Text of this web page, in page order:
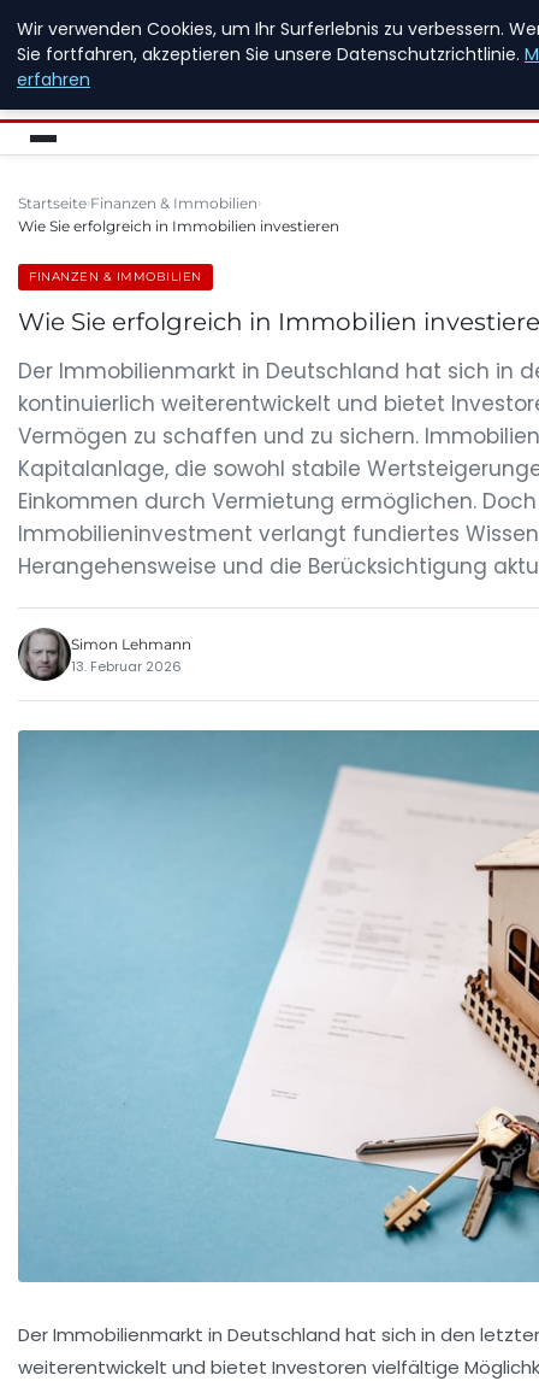
NEW ENERGY JOBS
Startseite Finanzen & Immobilien
Wie Sie erfolgreich in Immobilien investieren
FINANZEN & IMMOBILIEN
Wie Sie erfolgreich in Immobilien
Der Immobilienmarkt in Deutschland hat sich in
kontinuierlich weiterentwickelt und bietet
Vermögen zu schaffen und zu sichern.
Kapitalanlage, die sowohl stabile
Einkommen durch Vermietung ermöglichen.
Immobilieninvestment verlangt fundiertes
Herangehensweise und die Berücksichtigung
Simon Lehmann
13. Februar 2026
Der Immobilienmarkt in Deutschland hat sich in den
weiterentwickelt und bietet Investoren vielfältige
Wir verwenden Cookies, um Ihr Surferlebnis zu verbessern.
Sie fortfahren, akzeptieren Sie unsere Datenschutzrichtlinie.
erfahren